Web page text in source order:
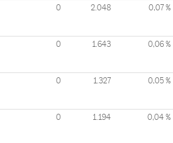
0 2.048 0,07 %
0 1.643 0,06 %
0 1.327 0,05 %
0 1.194 0,04 %